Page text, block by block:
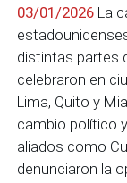
03/01/2026 La
distintas partes
celebraron en
Lima, Quito y
cambio político
aliados como
denunciaron la